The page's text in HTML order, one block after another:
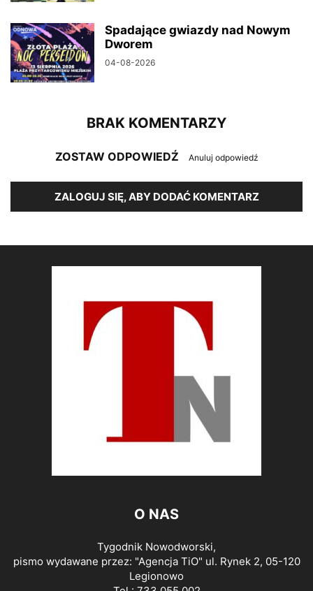
Spadające gwiazdy nad Nowym
Dworem
04-08-2026
BRAK KOMENTARZY
ZOSTAW ODPOWIEDŹ Anuluj odpowiedź
ZALOGUJ SIĘ, ABY DODAĆ KOMENTARZ
O NAS
Tygodnik Nowodworski,
pismo wydawane przez: "Agencja TiO" ul. Rynek 2, 05-120
Legionowo